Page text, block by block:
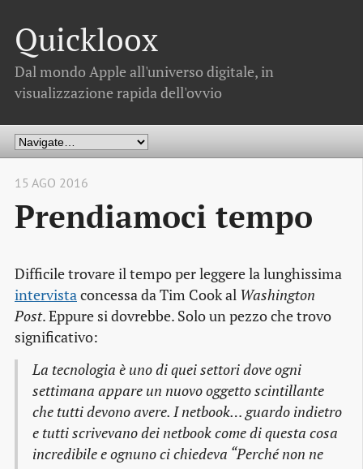
Quickloox
Dal mondo Apple all'universo digitale, in
visualizzazione rapida dell'ovvio
15 AGO 2016
Prendiamoci tempo
Difficile trovare il tempo per leggere la lunghissima
intervistaconcessa da Tim Cook al Washington
Post. Eppure si dovrebbe. Solo un pezzo che trovo
significativo:
La tecnologia è uno di quei settori dove ogni
settimana appare un nuovo oggetto scintillante
che tutti devono avere. I netbook… guardo indietro
e tutti scrivevano dei netbook come di questa cosa
incredibile e ognuno ci chiedeva “Perché non ne